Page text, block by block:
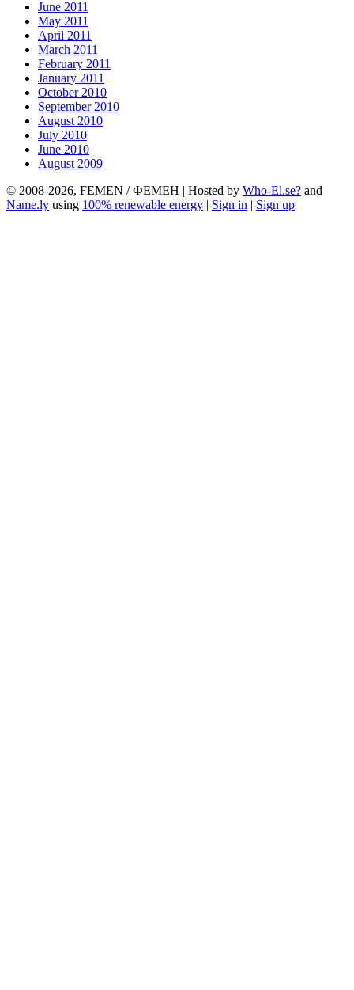
June 2011
May 2011
April 2011
March 2011
February 2011
January 2011
October 2010
September 2010
August 2010
July 2010
June 2010
August 2009
© 2008-2026, FEMEN / ФЕМЕН | Hosted by Who-El.se? and
Name.ly using 100% renewable energy | Sign in | Sign up